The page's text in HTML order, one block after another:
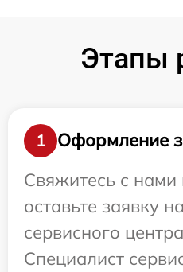
Этапы
1
Оформление
Свяжитесь с
оставьте заявку
сервисного
Специалист